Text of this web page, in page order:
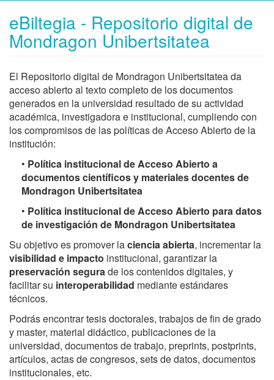
eBiltegia - Repositorio digital de
Mondragon Unibertsitatea
El Repositorio digital de Mondragon Unibertsitatea da
acceso abierto al texto completo de los documentos
generados en la universidad resultado de su actividad
académica, investigadora e institucional, cumpliendo con
los compromisos de las políticas de Acceso Abierto de la
institución:
• Política institucional de Acceso Abierto a
documentos científicos y materiales docentes de
Mondragon Unibertsitatea
• Política institucional de Acceso Abierto para datos
de investigación de Mondragon Unibertsitatea
Su objetivo es promover laciencia abierta, incrementar la
visibilidad e impacto institucional, garantizar la
preservación segurade los contenidos digitales, y
facilitar su interoperabilidad mediante estándares
técnicos.
Podrás encontrar tesis doctorales, trabajos de fin de grado
y master, material didáctico, publicaciones de la
universidad, documentos de trabajo, preprints, postprints,
artículos, actas de congresos, sets de datos, documentos
institucionales, etc.